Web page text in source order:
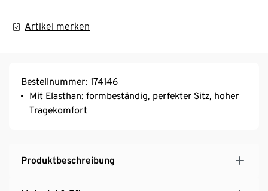
Artikel merken
Bestellnummer: 174146
Mit Elasthan: formbeständig, perfekter Sitz, hoher
Tragekomfort
Produktbeschreibung